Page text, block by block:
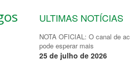
ULTIMAS NOTÍCIAS
NOTA OFICIAL: O canal de
pode esperar mais
25 de julho de 2026